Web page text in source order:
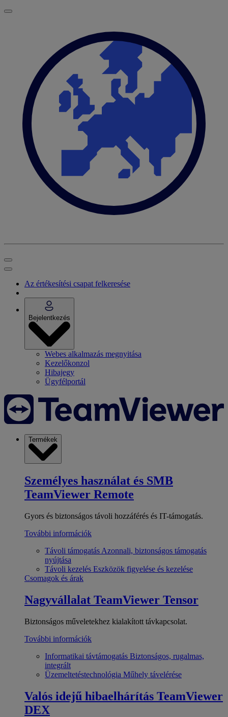
Az értékesítési csapat felkeresése
Bejelentkezés
Webes alkalmazás megnyitása
Kezelőkonzol
Hibajegy
Ügyfélportál
Termékek
Személyes használat és SMB
TeamViewer Remote
Gyors és biztonságos távoli hozzáférés és IT-támogatás.
További információk
Távoli támogatás Azonnali, biztonságos támogatás
nyújtása
Távoli kezelés Eszközök figyelése és kezelése
Csomagok és árak
Nagyvállalat TeamViewer Tensor
Biztonságos műveletekhez kialakított távkapcsolat.
További információk
Informatikai távtámogatás Biztonságos, rugalmas,
integrált
Üzemeltetéstechnológia Műhely távelérése
Valós idejű hibaelhárítás TeamViewer
DEX